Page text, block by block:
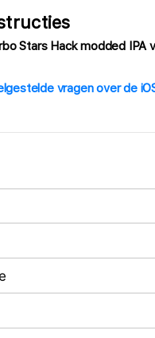
Stars Hackmodded IPA
vragen over de